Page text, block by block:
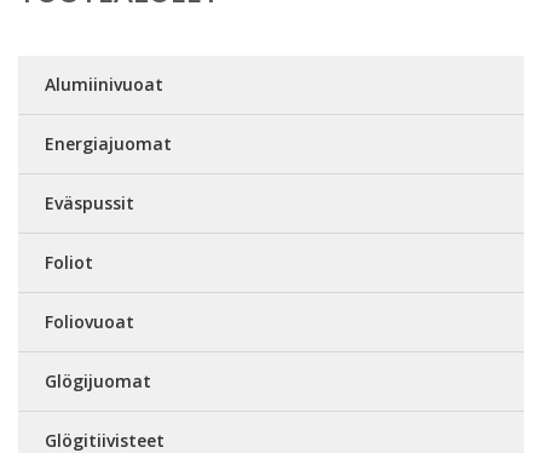
Alumiinivuoat
Energiajuomat
Eväspussit
Foliot
Foliovuoat
Glögijuomat
Glögitiivisteet